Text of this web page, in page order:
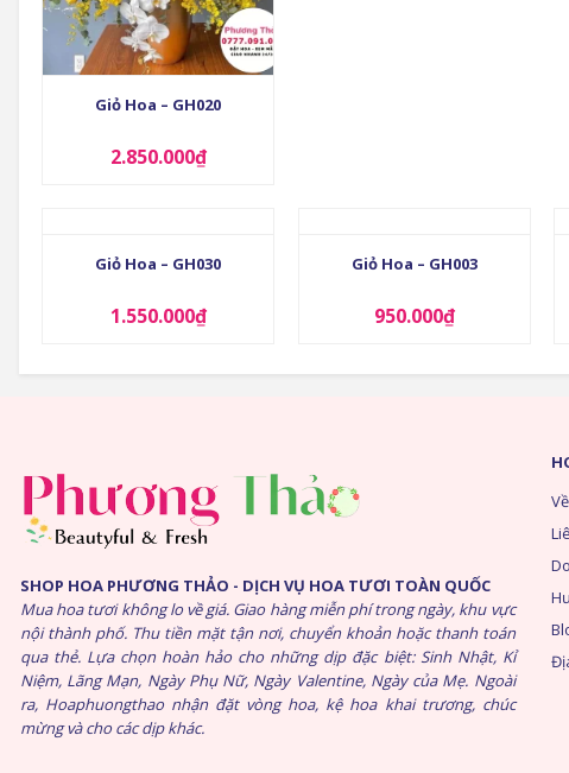
+
Giỏ Hoa – GH020
2.850.000₫
Giỏ Hoa – GH030
1.550.000₫
Giỏ Hoa – GH003
950.000₫
SHOP HOA PHƯƠNG THẢO - DỊCH VỤ HOA TƯƠI TOÀN QUỐC
Mua hoa tươi không lo về giá. Giao hàng miễn phí trong ngày, khu vực
nội thành phố. Thu tiền mặt tận nơi, chuyển khoản hoặc thanh toán
qua thẻ. Lựa chọn hoàn hảo cho những dịp đặc biệt: Sinh Nhật, Kỉ
Niệm, Lãng Mạn, Ngày Phụ Nữ, Ngày Valentine, Ngày của Mẹ. Ngoài
ra, Hoaphuongthao nhận đặt vòng hoa, kệ hoa khai trương, chúc
mừng và cho các dịp khác.